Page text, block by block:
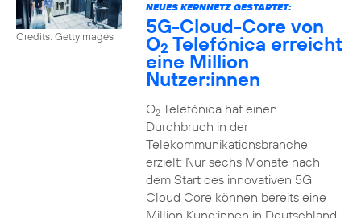
Credits: Gettyimages
NEUES KERNNETZ GESTARTET:
5G-Cloud-Core von
O2 Telefónica erreicht
eine Million
Nutzer:innen
O2Telefónica hat einen
Durchbruch in der
Telekommunikationsbranche
erzielt: Nur sechs Monate nach
dem Start des innovativen 5G
Cloud Core können bereits eine
Million Kund:innen in Deutschland